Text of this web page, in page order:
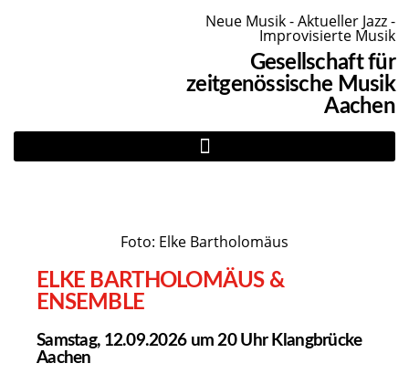
Neue Musik - Aktueller Jazz -
Improvisierte Musik
Gesellschaft für
zeitgenössische Musik
Aachen
Foto: Elke Bartholomäus
ELKE BARTHOLOMÄUS &
ENSEMBLE
Samstag, 12.09.2026 um 20 Uhr Klangbrücke
Aachen